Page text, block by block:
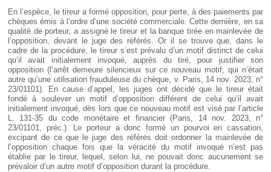
En l’espèce, le tireur a formé opposition, pour perte, à des paiements par
chèques émis à l’ordre d’une société commerciale. Cette dernière, en sa
qualité de porteur, a assigné le tireur et la banque tirée en mainlevée de
l’opposition, devant le juge des référés. Or il se trouve que, dans le
cadre de la procédure, le tireur s’est prévalu d’un motif distinct de celui
qu’il avait initialement invoqué, auprès du tiré, pour justifier son
opposition (l’arrêt demeure silencieux sur ce nouveau motif, qui n’était
autre qu’une utilisation frauduleuse du chèque, v. Paris, 14 nov. 2023, n°
23/01101). En cause d’appel, les juges ont décidé que le tireur était
fondé à soulever un motif d’opposition différent de celui qu’il avait
initialement invoqué, dès lors que ce nouveau motif est visé par l’article
L. 131-35 du code monétaire et financier (Paris, 14 nov. 2023, n°
23/01101, préc.). Le porteur a donc formé un pourvoi en cassation,
excipant de ce que le juge des référés doit ordonner la mainlevée de
l’opposition chaque fois que la véracité du motif invoqué n’est pas
établie par le tireur, lequel, selon lui, ne pouvait donc aucunement se
prévaloir d’un autre motif d’opposition durant la procédure.